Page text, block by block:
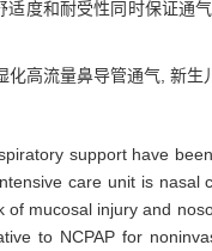
度和耐受性同时保证通
化高流量鼻导管通气, 新生
support have
care unit is nasal
of mucosal injury and
to NCPAP for